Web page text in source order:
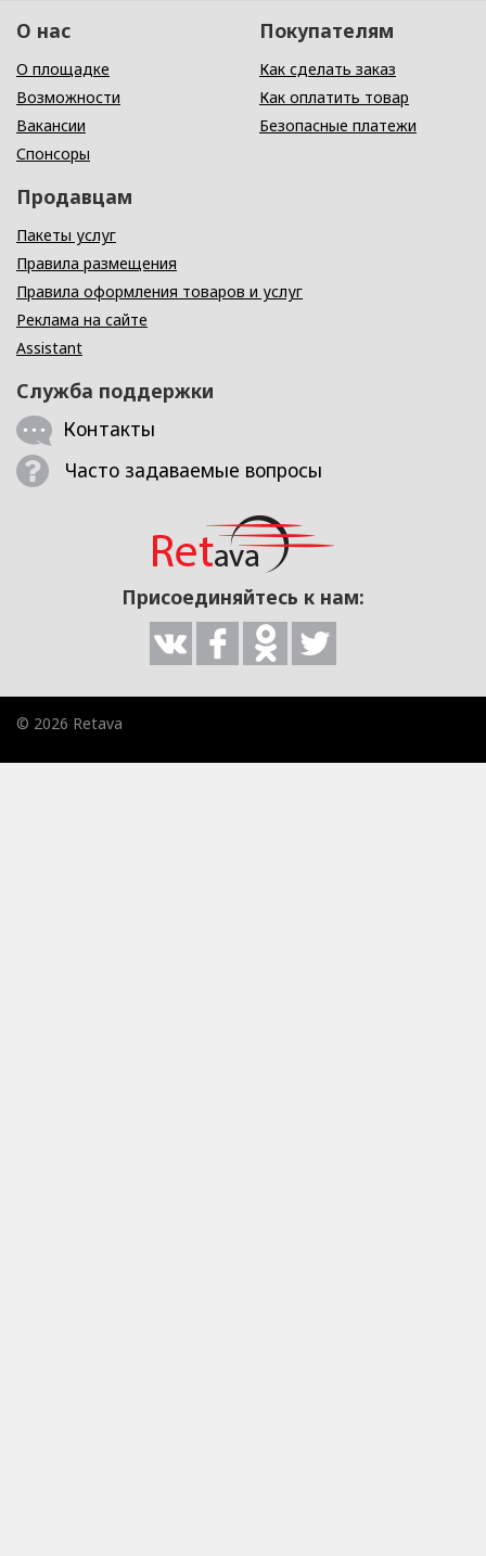
О нас
О площадке
Возможности
Вакансии
Спонсоры
Покупателям
Как сделать заказ
Как оплатить товар
Безопасные платежи
Продавцам
Пакеты услуг
Правила размещения
Правила оформления товаров и услуг
Реклама на сайте
Assistant
Служба поддержки
Контакты
Часто задаваемые вопросы
Присоединяйтесь к нам:
© 2026 Retava